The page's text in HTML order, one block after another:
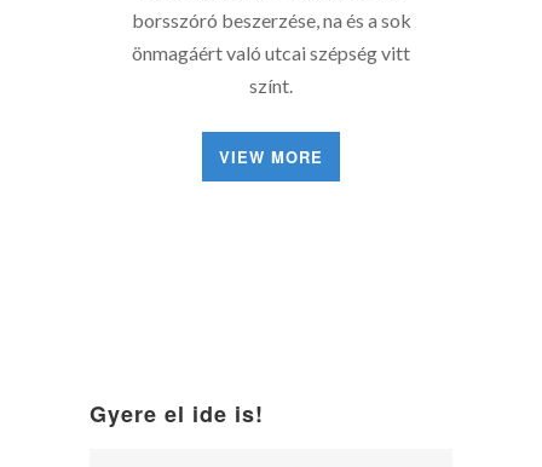
borsszóró beszerzése, na és a sok
önmagáért való utcai szépség vitt
színt.
VIEW MORE
Gyere el ide is!